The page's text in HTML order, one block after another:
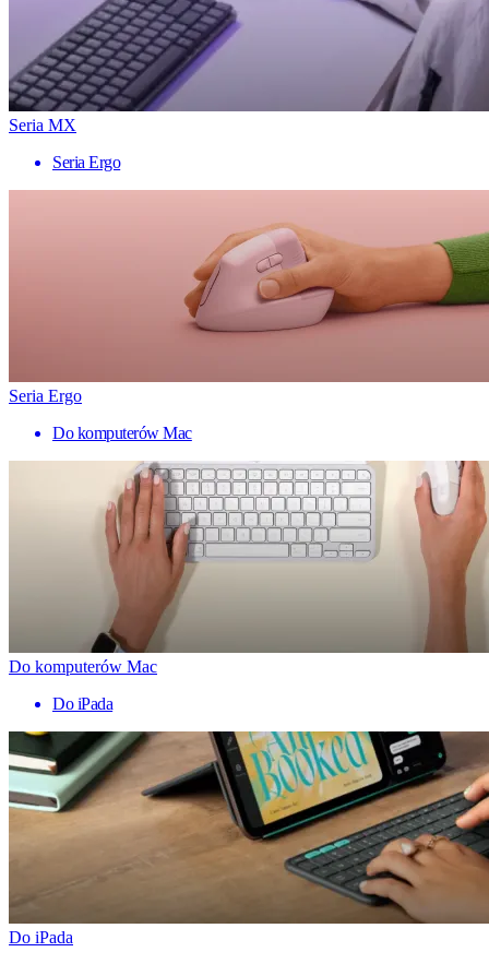
Seria MX
Seria Ergo
Seria Ergo
Do komputerów Mac
Do komputerów Mac
Do iPada
Do iPada